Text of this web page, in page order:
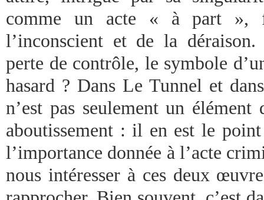
comme un acte « à part »,
l’inconscient et de la
perte de contrôle, le symbole
hasard ? Dans Le Tunnel et
n’est pas seulement un
aboutissement : il en est le
l’importance donnée à l’acte
nous intéresser à ces deux